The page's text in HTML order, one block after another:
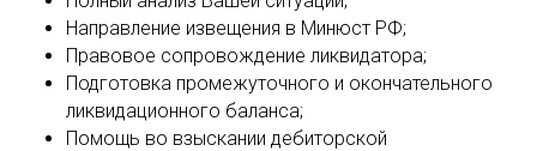
Направление извещения в Минюст РФ;
Правовое сопровождение ликвидатора;
Подготовка промежуточного и окончательного
ликвидационного баланса;
Помощь во взыскании дебиторской